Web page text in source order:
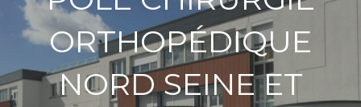
ORTHOPÉDIQUE
NORD SEINE ET